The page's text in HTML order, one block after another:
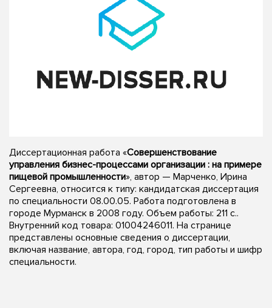
Диссертационная работа «Совершенствование
управления бизнес-процессами организации : на примере
пищевой промышленности», автор — Марченко, Ирина
Сергеевна, относится к типу: кандидатская диссертация
по специальности 08.00.05. Работа подготовлена в
городе Мурманск в 2008 году. Объем работы: 211 с..
Внутренний код товара: 01004246011. На странице
представлены основные сведения о диссертации,
включая название, автора, год, город, тип работы и шифр
специальности.